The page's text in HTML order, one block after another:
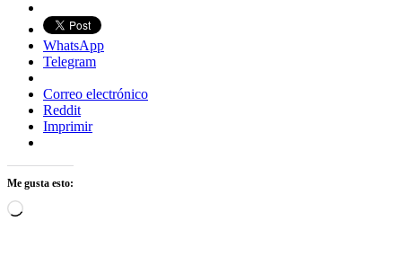
WhatsApp
Telegram
Correo electrónico
Reddit
Imprimir
Me gusta esto:
Cargando...